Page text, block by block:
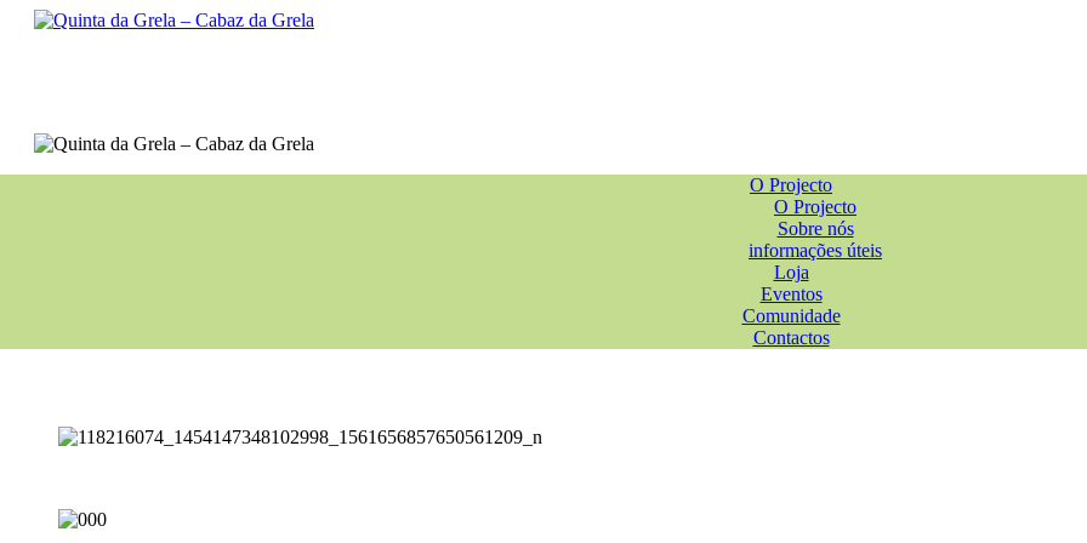
O Projecto
O Projecto
Sobre nós
informações úteis
Loja
Eventos
Comunidade
Contactos